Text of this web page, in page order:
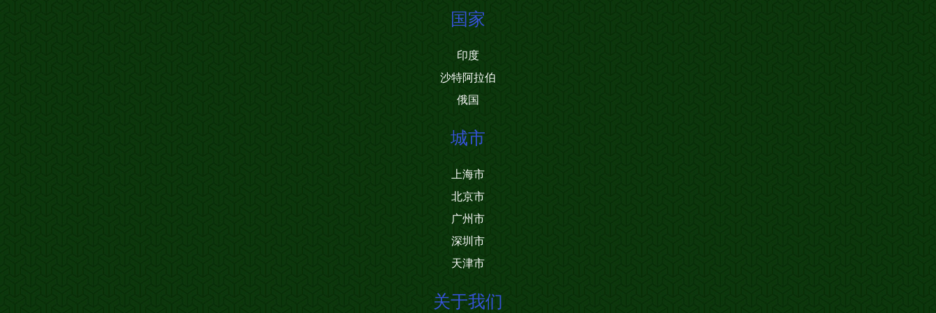
国家
印度
沙特阿拉伯
俄国
城市
上海市
北京市
广州市
深圳市
天津市
关于我们